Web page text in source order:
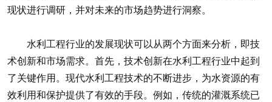
现状进行调研，并对未来的市场趋势进行洞察。
水利工程行业的发展现状可以从两个方面来分析，即技
术创新和市场需求。首先，技术创新在水利工程行业中起到
了关键作用。现代水利工程技术的不断进步，为水资源的有
效利用和保护提供了有效的手段。例如，传统的灌溉系统已